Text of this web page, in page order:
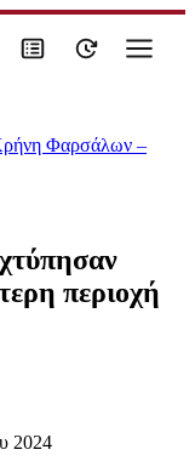
Φαρσάλων –
περιοχή
2024